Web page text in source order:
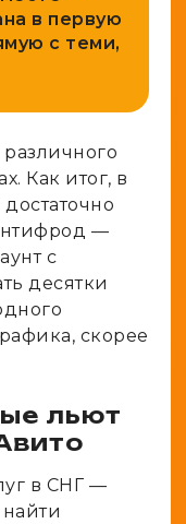
в первую
с теми,
Как итог, в
—
с
десятки
скорее
льют
в СНГ —